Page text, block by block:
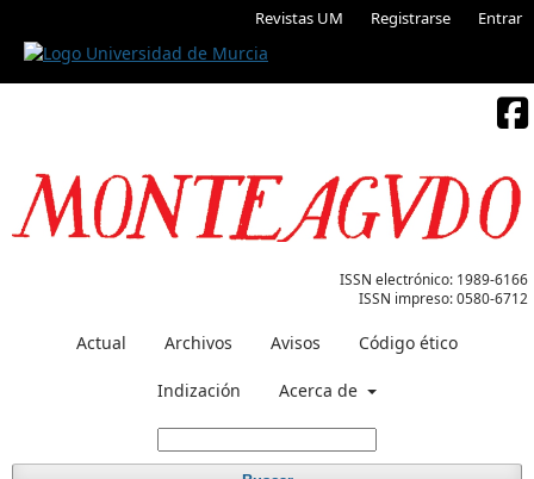
Revistas UM Registrarse Entrar
ISSN electrónico: 1989-6166
ISSN impreso:0580-6712
Actual Archivos Avisos Código ético
Indización Acerca de